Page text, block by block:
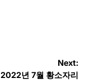
Next:
2022년 7월 황소자리